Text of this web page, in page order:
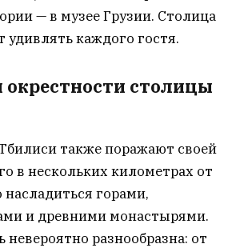
— в музее Грузии. Столица
удивлять каждого гостя.
окрестности столицы
также поражают своей
в нескольких километрах от
горами,
и древними монастырями.
невероятно разнообразна: от